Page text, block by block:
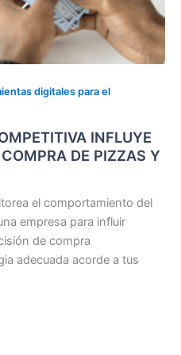
digitales para el
INFLUYE
DE PIZZAS Y
el comportamiento del
empresa para influir
de compra
adecuada acorde a tus